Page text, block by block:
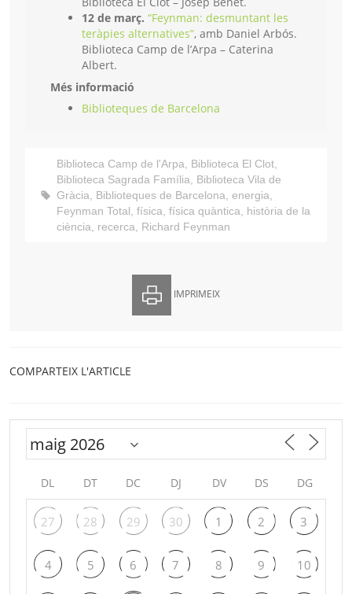
12 de març. “Feynman: desmuntant les
teràpies alternatives”, amb Daniel Arbós.
Biblioteca Camp de l’Arpa – Caterina
Albert.
Més informació
Biblioteques de Barcelona
Biblioteca Camp de l'Arpa, Biblioteca El Clot,
Biblioteca Sagrada Família, Biblioteca Vila de
Gràcia, Biblioteques de Barcelona, energia,
Feynman Total, física, física quàntica, història de la
ciència, recerca, Richard Feynman
IMPRIMEIX
COMPARTEIX L'ARTICLE
DL DT DC DJ DV DS DG
27 28 29 30 1 2 3
4 5 6 7 8 9 10